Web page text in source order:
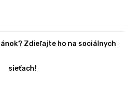
Zdieľajte ho na sociálnych
sieťach!